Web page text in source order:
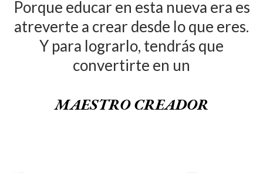
Porque educar en esta nueva era es
atreverte a crear desde lo que eres.
Y para lograrlo, tendrás que
convertirte en un
MAESTRO CREADOR